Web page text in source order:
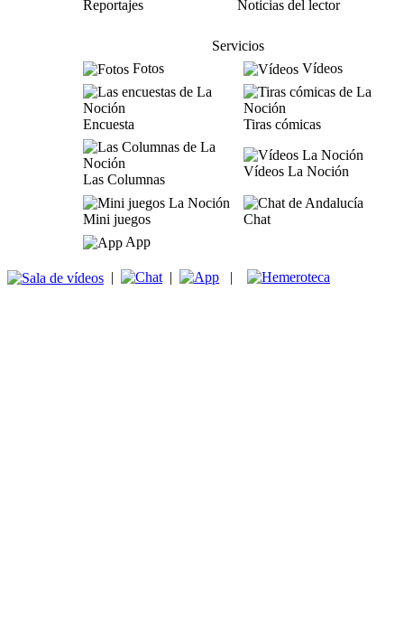
Reportajes
Noticias del lector
Servicios
Fotos
Vídeos
Encuesta Tiras cómicas
Las Columnas
Vídeos La Noción
Mini juegos
Chat
App
| | |